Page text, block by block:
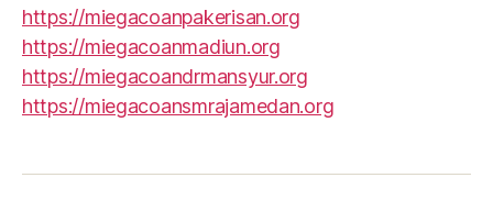
https://miegacoanpakerisan.org
https://miegacoanmadiun.org
https://miegacoandrmansyur.org
https://miegacoansmrajamedan.org